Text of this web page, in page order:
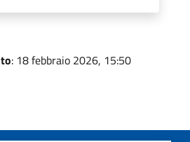
: 18 febbraio 2026, 15:50